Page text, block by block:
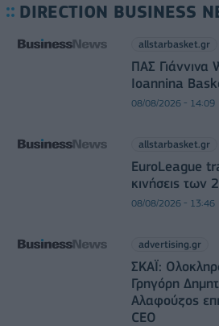
DIRECTION BUSINESS
allstarbasket.gr
ΠΑΣ Γιάννινα
Ioannina
08/08/2026 - 14:09
allstarbasket.gr
EuroLeague
κινήσεις των
08/08/2026 - 13:46
advertising.gr
ΣΚΑΪ:
Γρηγόρη
Αλαφούζος
CEO